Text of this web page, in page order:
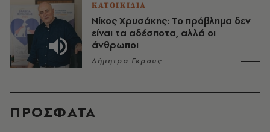
ΚΑΤΟΙΚΙΔΙΑ
Νίκος Χρυσάκης: Το πρόβλημα δεν
είναι τα αδέσποτα, αλλά οι
άνθρωποι
Δήμητρα Γκρους
ΠΡΟΣΦΑΤΑ